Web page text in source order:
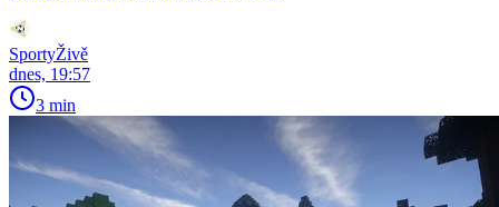
SportyŽivě
dnes, 19:57
3 min